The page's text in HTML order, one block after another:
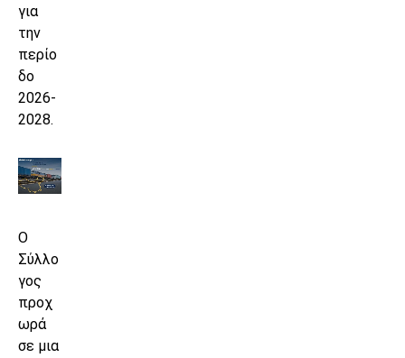
για
την
περίο
δο
2026-
2028.
Ο
Σύλλο
γος
προχ
ωρά
σε μια